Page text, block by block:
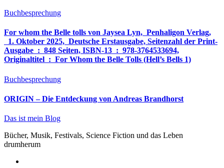
Buchbesprechung
For whom the Belle tolls von Jaysea Lyn, ‎ Penhaligon Verlag,
‎ 1. Oktober 2025, ‎ Deutsche Erstausgabe, Seitenzahl der Print-
Ausgabe ‏ : ‎ 848 Seiten, ISBN-13 ‏ : ‎ 978-3764533694,
Originaltitel ‏ : ‎ For Whom the Belle Tolls (Hell’s Bells 1)
Buchbesprechung
ORIGIN – Die Entdeckung von Andreas Brandhorst
Das ist mein Blog
Bücher, Musik, Festivals, Science Fiction und das Leben
drumherum